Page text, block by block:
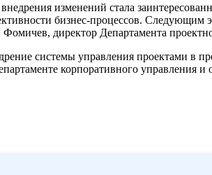
изменений стала
бизнес-процессов. Следующим
директор Департамента
системы управления проектами в
корпоративного управления